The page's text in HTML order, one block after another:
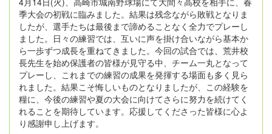
季大会の初戦に臨みました。結果は残念ながら敗戦となりま
したが、選手たちは最後まで諦めることなく全力でプレーし
ました。日々の練習では、互いに声を掛け合いながら基本か
ら一歩ずつ成長を重ねてきました。今回の試合では、荒井校
長先生を始め保護者の皆様が見守る中、チーム一丸となって
プレーし、これまでの練習の成果を発揮する場面も多く見ら
れました。結果こそ悔しいものとなりましたが、この経験を
糧に、今後の練習や夏の大会に向けてさらに努力を続けてく
れることを期待しています。応援してくださった皆様に心よ
り感謝申し上げます。